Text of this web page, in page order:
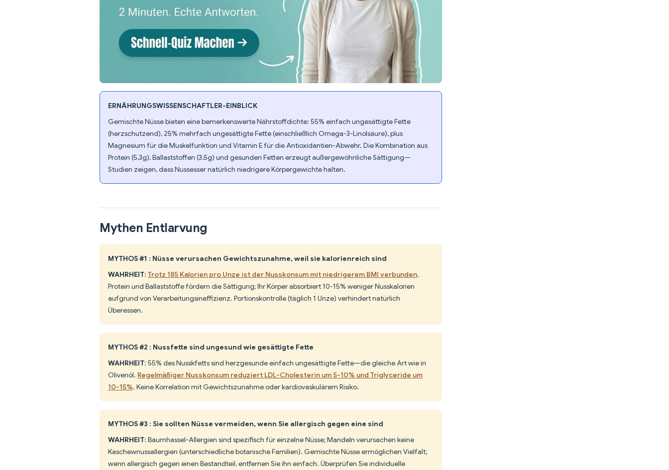
ERNÄHRUNGSWISSENSCHAFTLER-EINBLICK
Gemischte Nüsse bieten eine bemerkenswerte Nährstoffdichte: 55% einfach ungesättigte Fette
(herzschutzend), 25% mehrfach ungesättigte Fette (einschließlich Omega-3-Linolsäure), plus
Magnesium für die Muskelfunktion und Vitamin E für die Antioxidantien-Abwehr. Die Kombination aus
Protein (5,3g), Ballaststoffen (3,5g) und gesunden Fetten erzeugt außergewöhnliche Sättigung—
Studien zeigen, dass Nussesser natürlich niedrigere Körpergewichte halten.
Mythen Entlarvung
MYTHOS #1 : Nüsse verursachen Gewichtszunahme, weil sie kalorienreich sind
WAHRHEIT: Trotz 185 Kalorien pro Unze ist der Nusskonsum mit niedrigerem BMI verbunden.
Protein und Ballaststoffe fördern die Sättigung; Ihr Körper absorbiert 10-15% weniger Nusskalorien
aufgrund von Verarbeitungsineffizienz. Portionskontrolle (täglich 1 Unze) verhindert natürlich
Überessen.
MYTHOS #2 : Nussfette sind ungesund wie gesättigte Fette
WAHRHEIT: 55% des Nusskfetts sind herzgesunde einfach ungesättigte Fette—die gleiche Art wie in
Olivenöl. Regelmäßiger Nusskonsum reduziert LDL-Cholesterin um 5-10% und Triglyceride um
10-15%. Keine Korrelation mit Gewichtszunahme oder kardiovaskulärem Risiko.
MYTHOS #3 : Sie sollten Nüsse vermeiden, wenn Sie allergisch gegen eine sind
WAHRHEIT: Baumhassel-Allergien sind spezifisch für einzelne Nüsse; Mandeln verursachen keine
Kaschewnussallergien (unterschiedliche botanische Familien). Gemischte Nüsse ermöglichen Vielfalt;
wenn allergisch gegen einen Bestandteil, entfernen Sie ihn einfach. Überprüfen Sie individuelle